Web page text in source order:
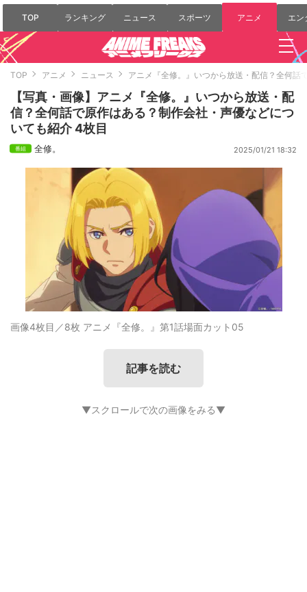
TOP ランキング ニュース スポーツ アニメ エン
TOP アニメ ニュース アニメ『全修。』いつから放送・配信？全何話
【写真・画像】アニメ『全修。』いつから放送・配
信？全何話で原作はある？制作会社・声優などにつ
いても紹介 4枚目
全修。 2025/01/21 18:32
画像4枚目／8枚 アニメ『全修。』第1話場面カット05
記事を読む
▼スクロールで次の画像をみる▼